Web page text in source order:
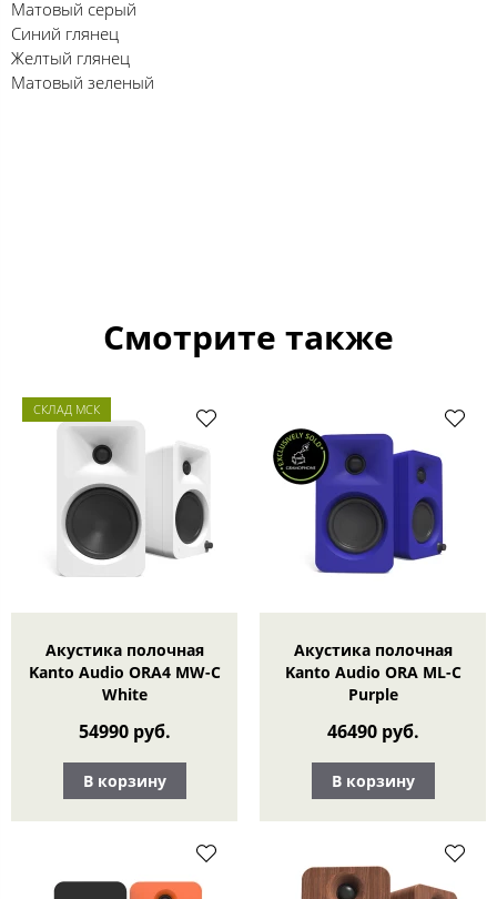
Матовый серый
Синий глянец
Желтый глянец
Матовый зеленый
Смотрите также
СКЛАД МСК
Акустика полочная
Kanto Audio ORA4 MW-C
White
54990 руб.
В корзину
Акустика полочная
Kanto Audio ORA ML-C
Purple
46490 руб.
В корзину